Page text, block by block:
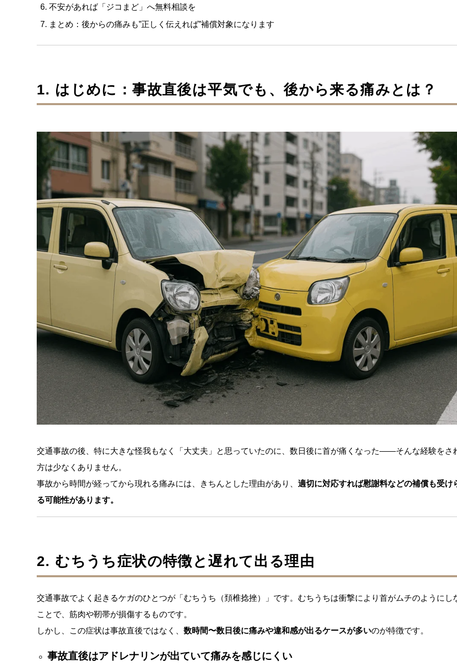
不安があれば「ジコまど」へ無料相談を
まとめ：後からの痛みも”正しく伝えれば”補償対象になります
1. はじめに：事故直後は平気でも、後から来る痛みとは？
交通事故の後、特に大きな怪我もなく「大丈夫」と思っていたのに、数日後に首が痛くなった——そんな経験をさ
方は少なくありません。
事故から時間が経ってから現れる痛みには、きちんとした理由があり、 適切に対応すれば慰謝料などの補償も受け
る可能性があります。
2. むちうち症状の特徴と遅れて出る理由
交通事故でよく起きるケガのひとつが「むちうち（頚椎捻挫）」です。むちうちは衝撃により首がムチのようにし
ことで、筋肉や靭帯が損傷するものです。
しかし、この症状は事故直後ではなく、 数時間〜数日後に痛みや違和感が出るケースが多いのが特徴です。
事故直後はアドレナリンが出ていて痛みを感じにくい